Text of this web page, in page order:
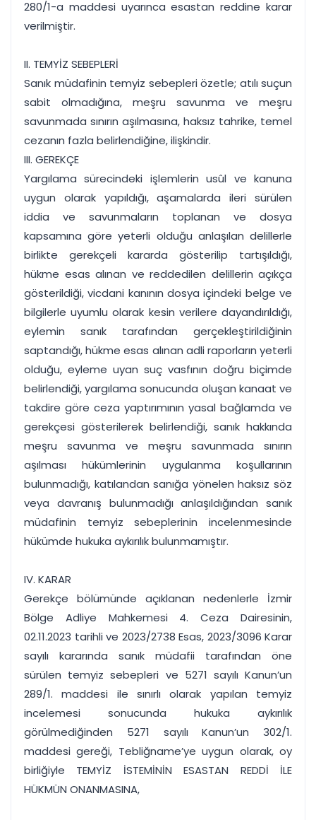
280/1-a maddesi uyarınca esastan reddine karar
verilmiştir.
II. TEMYİZ SEBEPLERİ
Sanık müdafinin temyiz sebepleri özetle; atılı suçun
sabit olmadığına, meşru savunma ve meşru
savunmada sınırın aşılmasına, haksız tahrike, temel
cezanın fazla belirlendiğine, ilişkindir.
III. GEREKÇE
Yargılama sürecindeki işlemlerin usûl ve kanuna
uygun olarak yapıldığı, aşamalarda ileri sürülen
iddia ve savunmaların toplanan ve dosya
kapsamına göre yeterli olduğu anlaşılan delillerle
birlikte gerekçeli kararda gösterilip tartışıldığı,
hükme esas alınan ve reddedilen delillerin açıkça
gösterildiği, vicdani kanının dosya içindeki belge ve
bilgilerle uyumlu olarak kesin verilere dayandırıldığı,
eylemin sanık tarafından gerçekleştirildiğinin
saptandığı, hükme esas alınan adli raporların yeterli
olduğu, eyleme uyan suç vasfının doğru biçimde
belirlendiği, yargılama sonucunda oluşan kanaat ve
takdire göre ceza yaptırımının yasal bağlamda ve
gerekçesi gösterilerek belirlendiği, sanık hakkında
meşru savunma ve meşru savunmada sınırın
aşılması hükümlerinin uygulanma koşullarının
bulunmadığı, katılandan sanığa yönelen haksız söz
veya davranış bulunmadığı anlaşıldığından sanık
müdafinin temyiz sebeplerinin incelenmesinde
hükümde hukuka aykırılık bulunmamıştır.
IV. KARAR
Gerekçe bölümünde açıklanan nedenlerle İzmir
Bölge Adliye Mahkemesi 4. Ceza Dairesinin,
02.11.2023 tarihli ve 2023/2738 Esas, 2023/3096 Karar
sayılı kararında sanık müdafii tarafından öne
sürülen temyiz sebepleri ve 5271 sayılı Kanun’un
289/1. maddesi ile sınırlı olarak yapılan temyiz
incelemesi sonucunda hukuka aykırılık
görülmediğinden 5271 sayılı Kanun’un 302/1.
maddesi gereği, Tebliğname’ye uygun olarak, oy
birliğiyle TEMYİZ İSTEMİNİN ESASTAN REDDİ İLE
HÜKMÜN ONANMASINA,